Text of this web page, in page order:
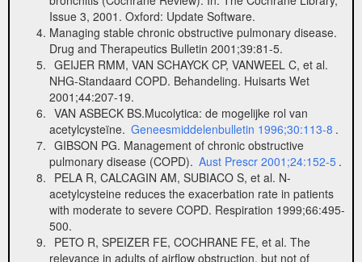
Issue 3, 2001. Oxford: Update Software.
Managing stable chronic obstructive pulmonary disease.
Drug and Therapeutics Bulletin 2001;39:81-5.
GEIJER RMM, VAN SCHAYCK CP, VANWEEL C, et al.
NHG-Standaard COPD. Behandeling. Huisarts Wet
2001;44:207-19.
VAN ASBECK BS.Mucolytica: de mogelijke rol van
acetylcysteïne. Geneesmiddelenbulletin 1996;30:113-8 .
GIBSON PG. Management of chronic obstructive
pulmonary disease (COPD). Aust Prescr 2001;24:152-5 .
PELA R, CALCAGIN AM, SUBIACO S, et al. N-
acetylcysteine reduces the exacerbation rate in patients
with moderate to severe COPD. Respiration 1999;66:495-
500.
PETO R, SPEIZER FE, COCHRANE FE, et al. The
relevance in adults of airflow obstruction, but not of